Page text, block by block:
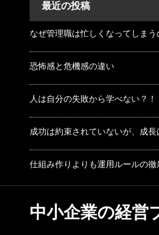
最近の投稿
なぜ管理職は忙しくなってしまう
恐怖感と危機感の違い
人は自分の失敗から学べない？！
成功は約束されていないが、成
仕組み作りよりも運用ルールの徹
中小企業の経営